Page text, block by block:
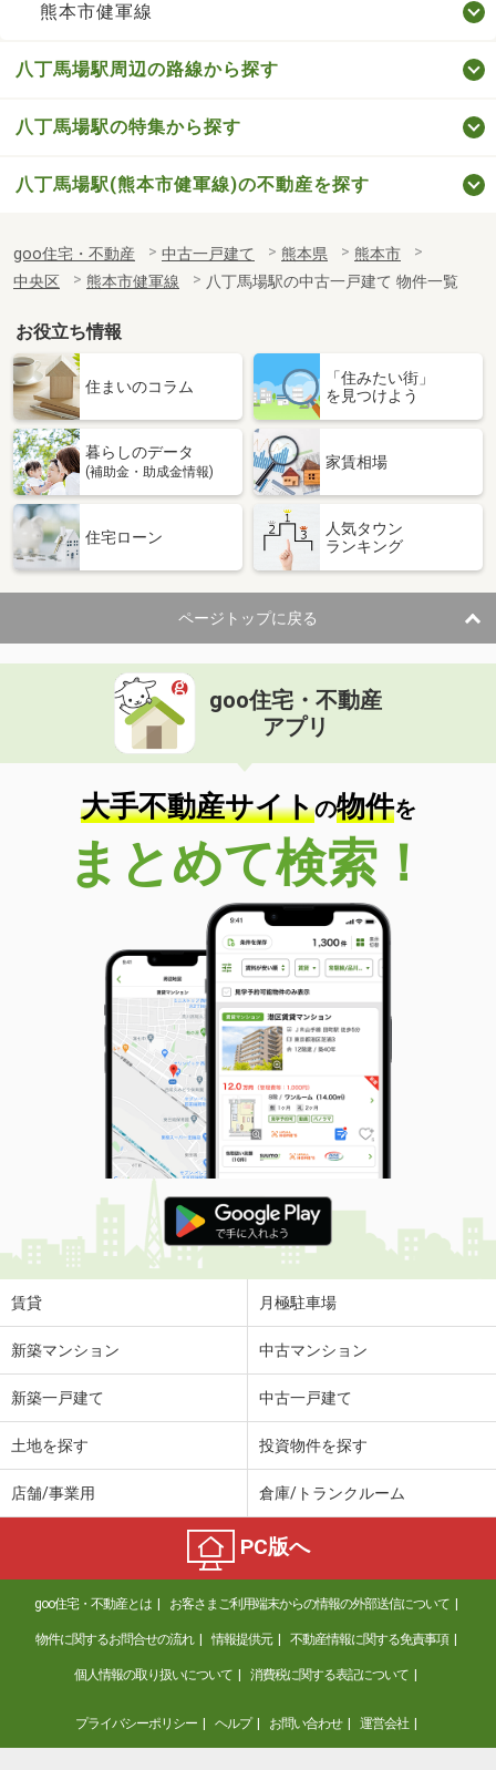
熊本市健軍線
八丁馬場駅周辺の路線から探す
八丁馬場駅の特集から探す
八丁馬場駅(熊本市健軍線)の不動産を探す
goo住宅・不動産 中古一戸建て 熊本県
熊本市
中央区
熊本市健軍線 八丁馬場駅の中古一戸建て 物件一覧
お役立ち情報
住まいのコラム
「住みたい街」
を見つけよう
暮らしのデータ
(補助金・助成金情報)
家賃相場
住宅ローン
人気タウン
ランキング
ページトップに戻る
goo住宅・不動産
アプリ
大手不動産サイトの物件を
まとめて検索！
賃貸 月極駐車場
新築マンション 中古マンション
新築一戸建て 中古一戸建て
土地を探す 投資物件を探す
店舗/事業用 倉庫/トランクルーム
PC版へ
goo住宅・不動産とは お客さまご利用端末からの情報の外部送信について
物件に関するお問合せの流れ 情報提供元 不動産情報に関する免責事項
個人情報の取り扱いについて 消費税に関する表記について
プライバシーポリシー ヘルプ お問い合わせ 運営会社